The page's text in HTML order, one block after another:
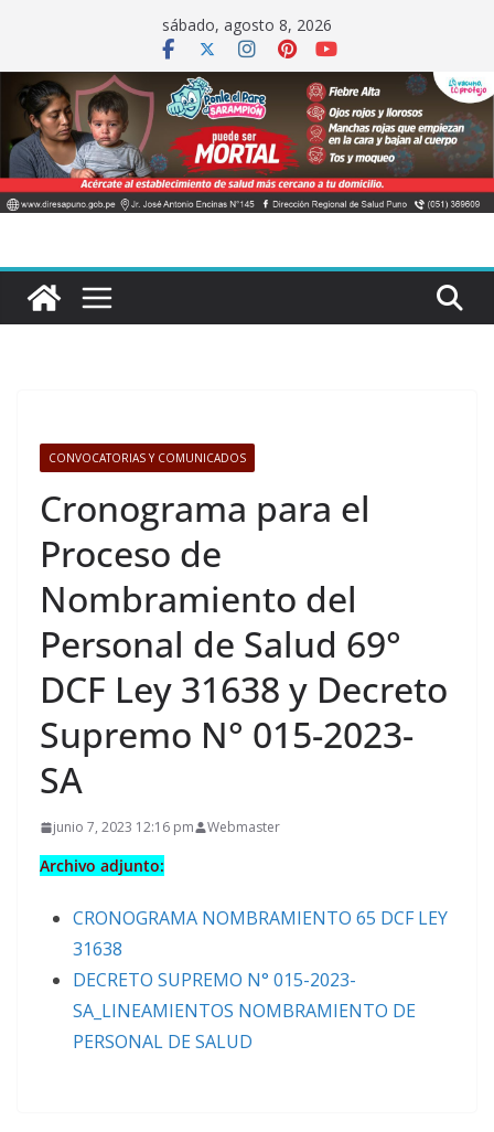
contenido
sábado, agosto 8, 2026
CONVOCATORIAS Y COMUNICADOS
Cronograma para el
Proceso de
Nombramiento del
Personal de Salud 69°
DCF Ley 31638 y Decreto
Supremo N° 015-2023-
SA
junio 7, 2023 12:16 pm Webmaster
Archivo adjunto:
CRONOGRAMA NOMBRAMIENTO 65 DCF LEY
31638
DECRETO SUPREMO N° 015-2023-
SA_LINEAMIENTOS NOMBRAMIENTO DE
PERSONAL DE SALUD